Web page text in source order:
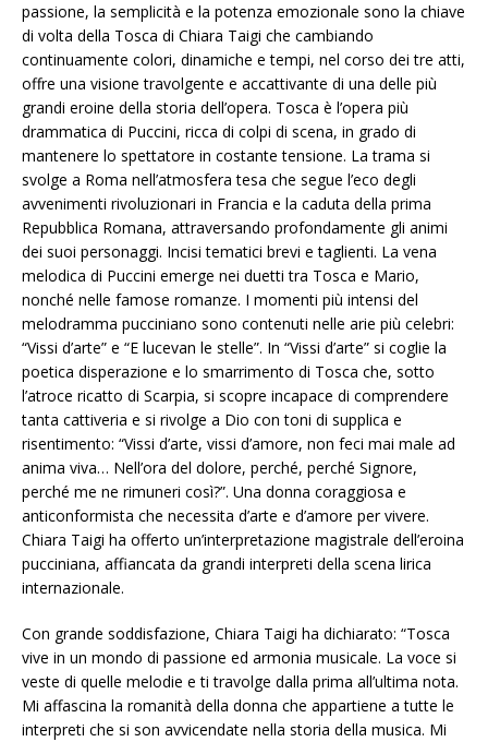
passione, la semplicità e la potenza emozionale sono la chiave
di volta della Tosca di Chiara Taigi che cambiando
continuamente colori, dinamiche e tempi, nel corso dei tre atti,
offre una visione travolgente e accattivante di una delle più
grandi eroine della storia dell’opera. Tosca è l’opera più
drammatica di Puccini, ricca di colpi di scena, in grado di
mantenere lo spettatore in costante tensione. La trama si
svolge a Roma nell’atmosfera tesa che segue l’eco degli
avvenimenti rivoluzionari in Francia e la caduta della prima
Repubblica Romana, attraversando profondamente gli animi
dei suoi personaggi. Incisi tematici brevi e taglienti. La vena
melodica di Puccini emerge nei duetti tra Tosca e Mario,
nonché nelle famose romanze. I momenti più intensi del
melodramma pucciniano sono contenuti nelle arie più celebri:
“Vissi d’arte” e “E lucevan le stelle”. In “Vissi d’arte” si coglie la
poetica disperazione e lo smarrimento di Tosca che, sotto
l’atroce ricatto di Scarpia, si scopre incapace di comprendere
tanta cattiveria e si rivolge a Dio con toni di supplica e
risentimento: “Vissi d’arte, vissi d’amore, non feci mai male ad
anima viva… Nell’ora del dolore, perché, perché Signore,
perché me ne rimuneri così?”. Una donna coraggiosa e
anticonformista che necessita d’arte e d’amore per vivere.
Chiara Taigi ha offerto un’interpretazione magistrale dell’eroina
pucciniana, affiancata da grandi interpreti della scena lirica
internazionale.
Con grande soddisfazione, Chiara Taigi ha dichiarato: “Tosca
vive in un mondo di passione ed armonia musicale. La voce si
veste di quelle melodie e ti travolge dalla prima all’ultima nota.
Mi affascina la romanità della donna che appartiene a tutte le
interpreti che si son avvicendate nella storia della musica. Mi